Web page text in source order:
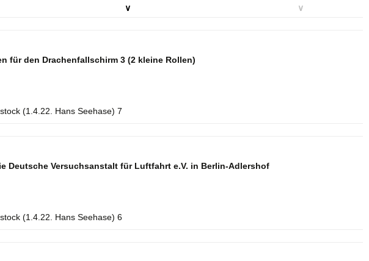
∨
∨
für den Drachenfallschirm 3 (2 kleine Rollen)
(1.4.22. Hans Seehase) 7
Deutsche Versuchsanstalt für Luftfahrt e.V. in Berlin-Adlershof
(1.4.22. Hans Seehase) 6